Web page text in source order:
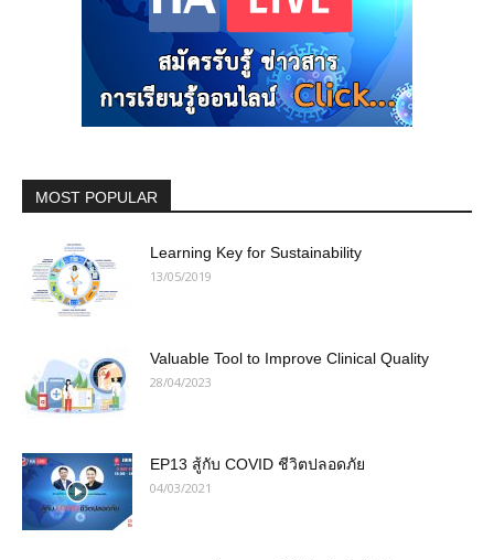
MOST POPULAR
Learning Key for Sustainability
13/05/2019
Valuable Tool to Improve Clinical Quality
28/04/2023
EP13 สู้กับ COVID ชีวิตปลอดภัย
04/03/2021